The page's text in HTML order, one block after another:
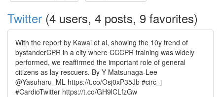
Twitter (4 users, 4 posts, 9 favorites)
With the report by Kawai et al, showing the 10y trend of
bystanderCPR in a city where CCCPR training was widely
performed, we reaffirmed the important role of general
citizens as lay rescuers. By Y Matsunaga-Lee
@Yasuharu_ML https://t.co/Osj0xP35Jb #circ_j
#CardioTwitter https://t.co/GH9lCLfzGw